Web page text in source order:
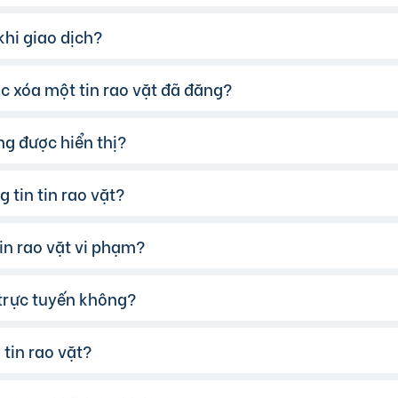
phù hợp, hãy nhấp vào một trong những nút liên hệ
giao dịch?
chúng tôi khuyến khích bạn:
người mua.
và có người làm chứng.
hàng.
xóa một tin rao vặt đã đăng?
tin" và chọn tin muốn xóa.
được hiển thị?
phạm quy định của website. Bạn có thể tham khảo
tin tin rao vặt?
của mình, vào mục "Quản lý tin đăng" và chọn tin
rao vặt vi phạm?
tin rao vặt nào vi phạm quy định, hãy nhấp vào biểu
tuyến không?
toán trực tuyến qua các cổng thanh toán mobile
tin rao vặt?